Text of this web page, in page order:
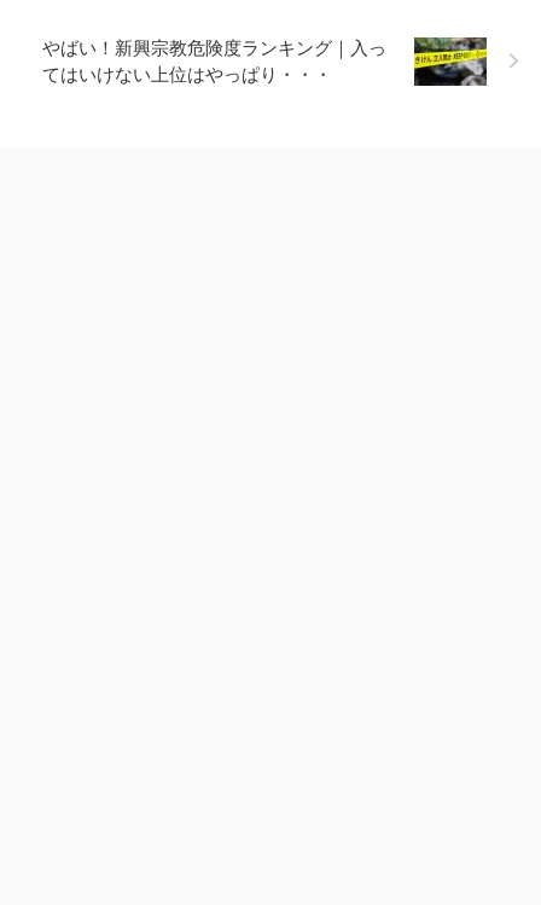
やばい！新興宗教危険度ランキング｜入っ
てはいけない上位はやっぱり・・・